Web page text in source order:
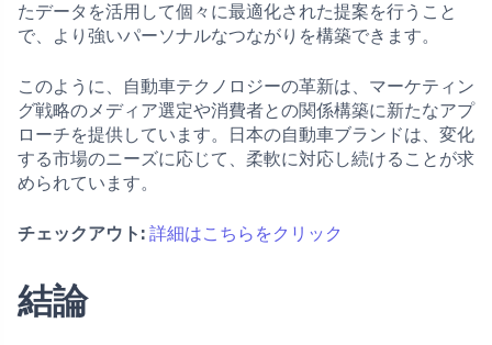
たデータを活用して個々に最適化された提案を行うこと
で、より強いパーソナルなつながりを構築できます。
このように、自動車テクノロジーの革新は、マーケティン
グ戦略のメディア選定や消費者との関係構築に新たなアプ
ローチを提供しています。日本の自動車ブランドは、変化
する市場のニーズに応じて、柔軟に対応し続けることが求
められています。
チェックアウト: 詳細はこちらをクリック
結論